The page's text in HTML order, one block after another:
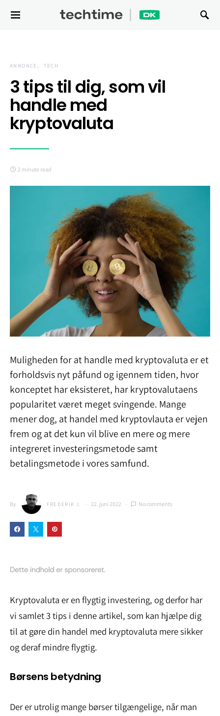
Search for:
ANNONCE TECH
3 tips til dig, som vil
handle med
kryptovaluta
2 minute read
Muligheden for at handle med kryptovaluta er et
forholdsvis nyt påfund og igennem tiden, hvor
konceptet har eksisteret, har kryptovalutaens
popularitet været meget svingende. Mange
mener dog, at handel med kryptovlauta er vejen
frem og at det kun vil blive en mere og mere
integreret investeringsmetode samt
betalingsmetode i vores samfund.
By FREDERIK J. 22. juni 2022 No comments
Kryptovaluta er en flygtig investering, og derfor har
vi samlet 3 tips i denne artikel, som kan hjælpe dig
til at gøre din handel med kryptovaluta mere sikker
og deraf mindre flygtig.
Børsens betydning
Der er utrolig mange børser tilgængelige, når man